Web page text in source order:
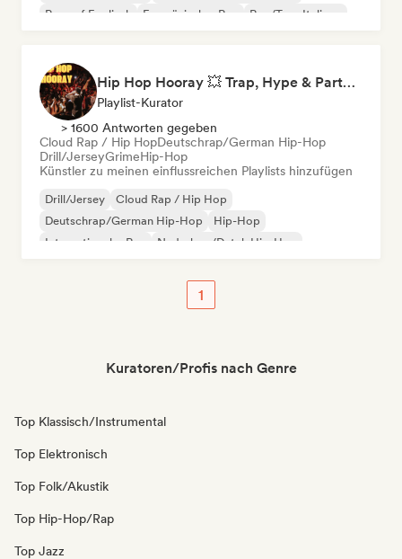
Rap auf Englisch Französischer Rap Rap/Trap Italiano
Hip Hop Hooray 💥 Trap, Hype & Party Rap Bangers
Playlist-Kurator
> 1600 Antworten gegeben
Cloud Rap / Hip HopDeutschrap/German Hip-Hop
Drill/JerseyGrimeHip-Hop
Künstler zu meinen einflussreichen Playlists hinzufügen
Drill/Jersey
Cloud Rap / Hip Hop
Deutschrap/German Hip-Hop
Hip-Hop
Internationaler Rap
Nederhop/Dutch Hip-Hop
1
Kuratoren/Profis nach Genre
Top Klassisch/Instrumental
Top Elektronisch
Top Folk/Akustik
Top Hip-Hop/Rap
Top Jazz